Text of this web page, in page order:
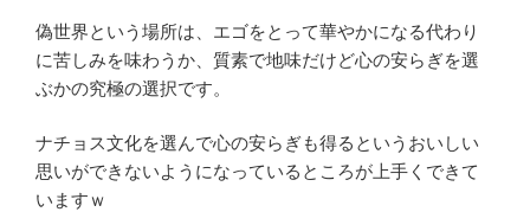
偽世界という場所は、エゴをとって華やかになる代わり
に苦しみを味わうか、質素で地味だけど心の安らぎを選
ぶかの究極の選択です。
ナチョス文化を選んで心の安らぎも得るというおいしい
思いができないようになっているところが上手くできて
いますｗ